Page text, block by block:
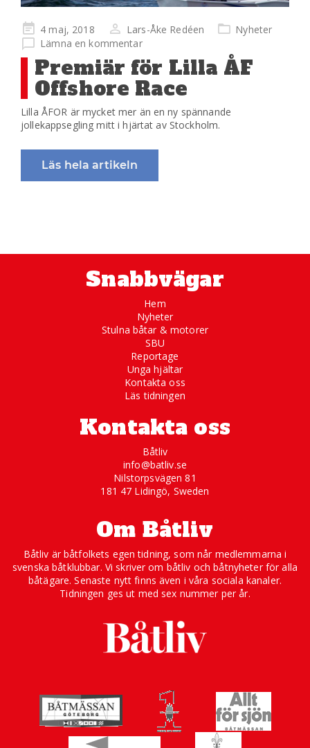
Publicerad
på
4 maj, 2018 Lars-Åke Redéen
Nyheter
Lämna en kommentar
Premiär för Lilla ÅF
Offshore Race
Lilla ÅFOR är mycket mer än en ny spännande
jollekappsegling mitt i hjärtat av Stockholm.
Läs hela artikeln
Snabbvägar
Hem
Nyheter
Stulna båtar & motorer
SBU
Reportage
Unga hjältar
Kontakta oss
Läs tidningen
Kontakta oss
Båtliv
info@batliv.se
Nilstorpsvägen 81
181 47 Lidingö, Sweden
Om Båtliv
Båtliv är båtfolkets egen tidning, som når medlemmarna i
svenska båtklubbar. Vi skriver om båtliv och båtnyheter för alla
båtägare. Senaste nytt finns även i våra sociala kanaler.
Tidningen ges ut med sex nummer per år.